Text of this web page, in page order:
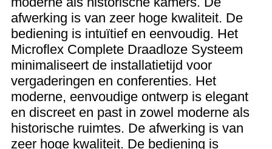
afwerking is van zeer hoge kwaliteit. De
bediening is intuïtief en eenvoudig. Het
Microflex Complete Draadloze Systeem
minimaliseert de installatietijd voor
vergaderingen en conferenties. Het
moderne, eenvoudige ontwerp is elegant
en discreet en past in zowel moderne als
historische ruimtes. De afwerking is van
zeer hoge kwaliteit. De bediening is